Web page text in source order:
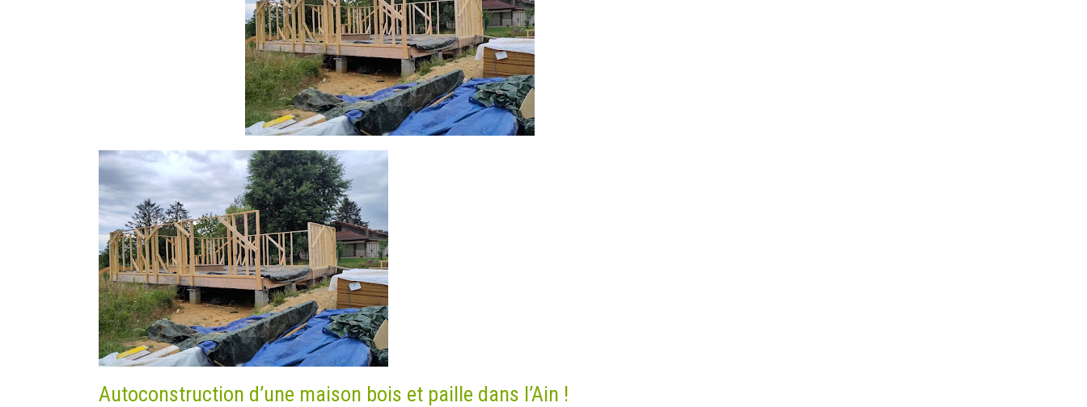
Autoconstruction d’une maison bois et paille dans l’Ain !